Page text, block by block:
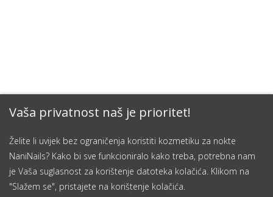
Vaša privatnost naš je prioritet!
Želite li uvijek bez ograničenja koristiti kozmetiku za nokte
NaniNails? Kako bi sve funkcioniralo kako treba, potrebna nam
je Vaša suglasnost za korištenje datoteka kolačića. Klikom na
"Slažem se", pristajete na korištenje kolačića.